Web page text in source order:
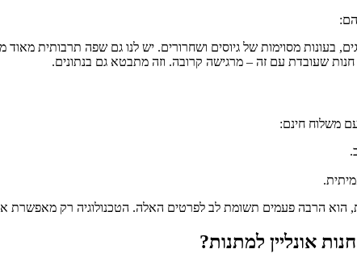
בעונות מסוימות של גיוסים ושחרורים. יש לנו גם שפה תרבותית מאוד
שעובדת עם זה – מרגישה קרובה. וזה מתבטא גם בנתונים.
משלוח חינם:
הוא הרבה פעמים תשומת לב לפרטים האלה. הטכנולוגיה רק מאפשרת
אונליין למתנות?